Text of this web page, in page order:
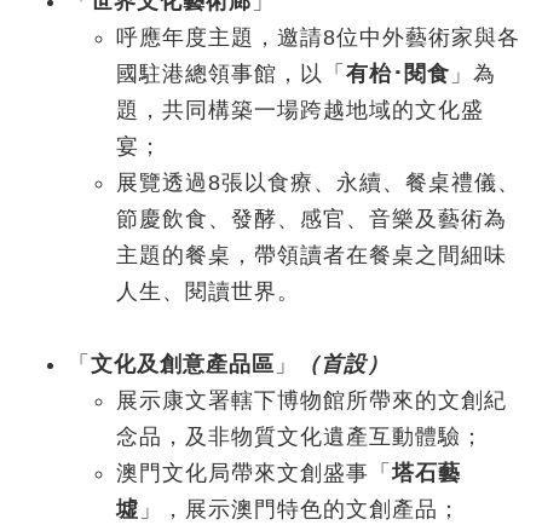
呼應年度主題，邀請8位中外藝術家與各
國駐港總領事館，以「 有枱･閱食 」為
題，共同構築一場跨越地域的文化盛
宴；
展覽透過8張以食療、永續、餐桌禮儀、
節慶飲食、發酵、感官、音樂及藝術為
主題的餐桌，帶領讀者在餐桌之間細味
人生、閱讀世界。
「 文化及創意產品區 」
（首設）
展示康文署轄下博物館所帶來的文創紀
念品，及非物質文化遺產互動體驗；
澳門文化局帶來文創盛事「塔石藝
墟 」，展示澳門特色的文創產品；